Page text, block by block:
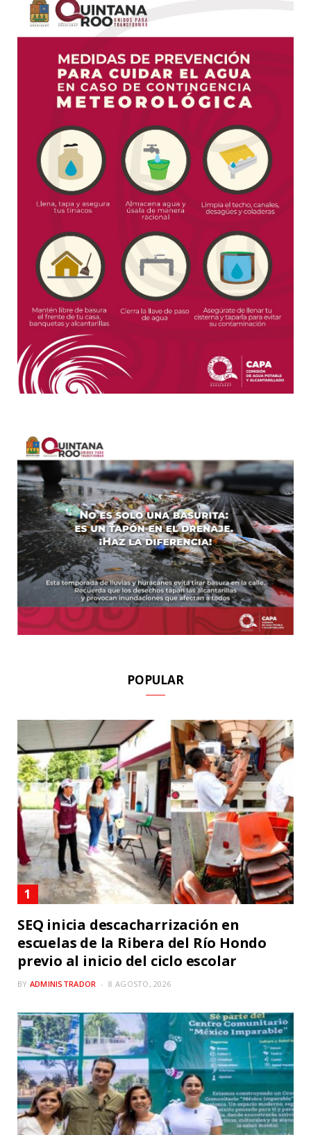
POPULAR
SEQ inicia descacharrización en
escuelas de la Ribera del Río Hondo
previo al inicio del ciclo escolar
BY ADMINISTRADOR 8 AGOSTO, 2026